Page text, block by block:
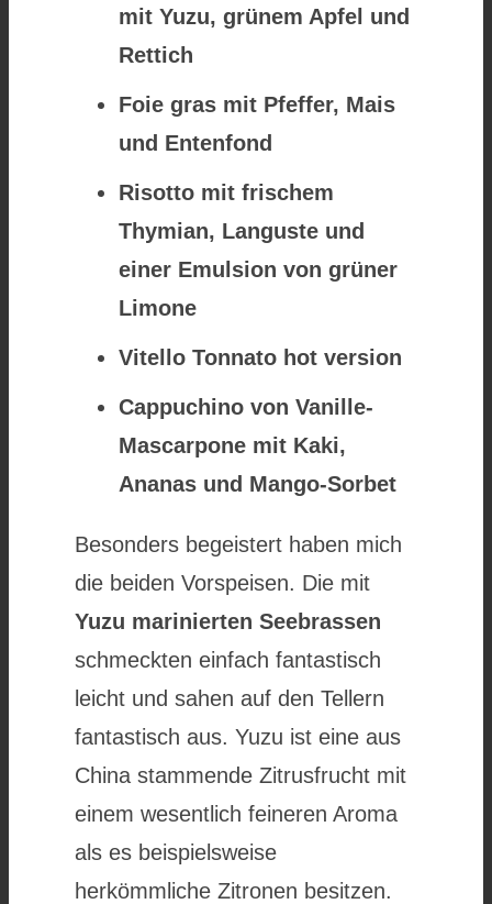
mit Yuzu, grünem Apfel und
Rettich
Foie gras mit Pfeffer, Mais
und Entenfond
Risotto mit frischem
Thymian, Languste und
einer Emulsion von grüner
Limone
Vitello Tonnato hot version
Cappuchino von Vanille-
Mascarpone mit Kaki,
Ananas und Mango-Sorbet
Besonders begeistert haben mich
die beiden Vorspeisen. Die mit
Yuzu marinierten Seebrassen
schmeckten einfach fantastisch
leicht und sahen auf den Tellern
fantastisch aus. Yuzu ist eine aus
China stammende Zitrusfrucht mit
einem wesentlich feineren Aroma
als es beispielsweise
herkömmliche Zitronen besitzen.